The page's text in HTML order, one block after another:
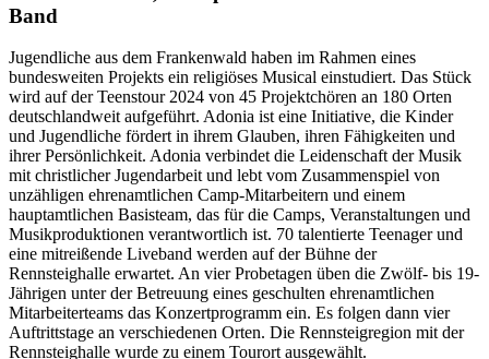
Band
Jugendliche aus dem Frankenwald haben im Rahmen eines
bundesweiten Projekts ein religiöses Musical einstudiert. Das Stück
wird auf der Teenstour 2024 von 45 Projektchören an 180 Orten
deutschlandweit aufgeführt. Adonia ist eine Initiative, die Kinder
und Jugendliche fördert in ihrem Glauben, ihren Fähigkeiten und
ihrer Persönlichkeit. Adonia verbindet die Leidenschaft der Musik
mit christlicher Jugendarbeit und lebt vom Zusammenspiel von
unzähligen ehrenamtlichen Camp-Mitarbeitern und einem
hauptamtlichen Basisteam, das für die Camps, Veranstaltungen und
Musikproduktionen verantwortlich ist. 70 talentierte Teenager und
eine mitreißende Liveband werden auf der Bühne der
Rennsteighalle erwartet. An vier Probetagen üben die Zwölf- bis 19-
Jährigen unter der Betreuung eines geschulten ehrenamtlichen
Mitarbeiterteams das Konzertprogramm ein. Es folgen dann vier
Auftrittstage an verschiedenen Orten. Die Rennsteigregion mit der
Rennsteighalle wurde zu einem Tourort ausgewählt.